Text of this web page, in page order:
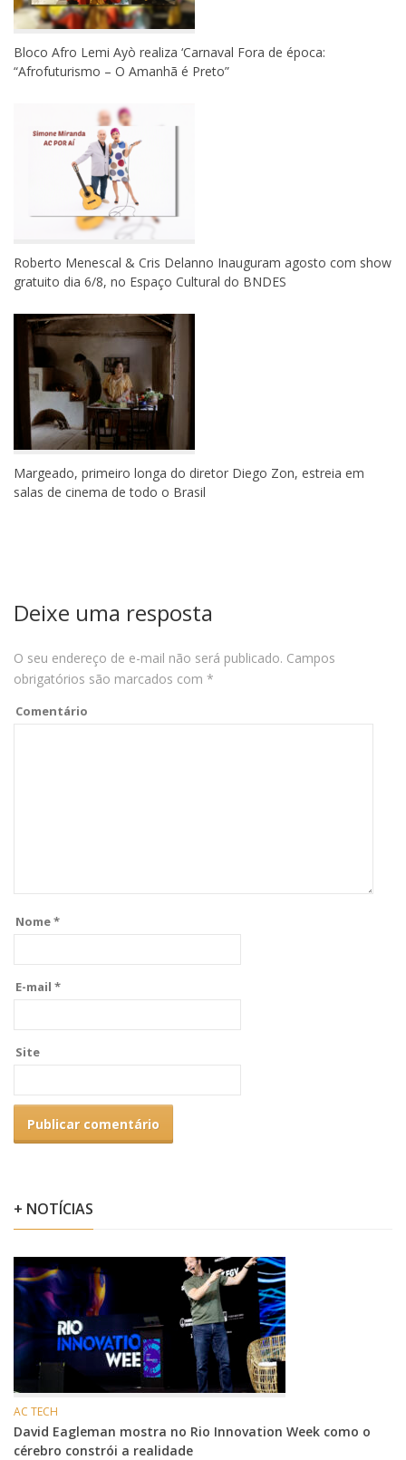
Bloco Afro Lemi Ayò realiza ‘Carnaval Fora de época:
“Afrofuturismo – O Amanhã é Preto”
Roberto Menescal & Cris Delanno Inauguram agosto com show
gratuito dia 6/8, no Espaço Cultural do BNDES
Margeado, primeiro longa do diretor Diego Zon, estreia em
salas de cinema de todo o Brasil
Deixe uma resposta
O seu endereço de e-mail não será publicado. Campos
obrigatórios são marcados com *
Comentário
Nome*
E-mail *
Site
+ NOTÍCIAS
AC TECH
David Eagleman mostra no Rio Innovation Week como o
cérebro constrói a realidade